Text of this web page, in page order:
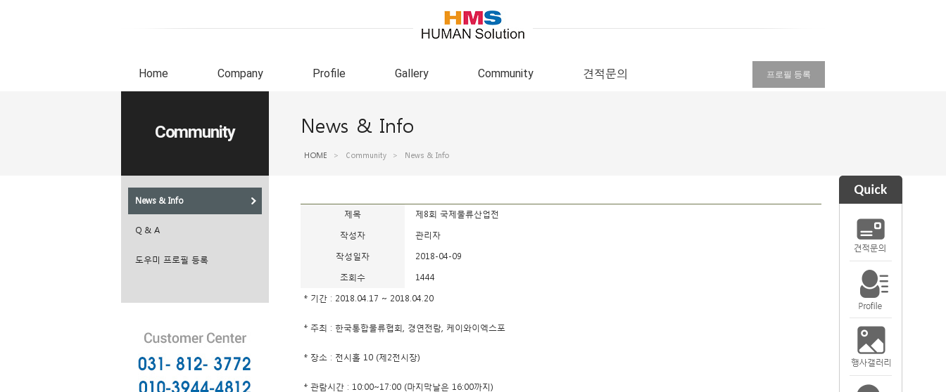
Home Company Profile Gallery Community 견적문의 프로필 등록
Community
News & Info
Q & A
도우미 프로필 등록
News & Info
HOME > Community > News & Info
제목 제8회 국제물류산업전
작성자 관리자
작성일자 2018-04-09
조회수 1444
* 기간 : 2018.04.17 ~ 2018.04.20
* 주최 : 한국통합물류협회, 경연전람, 케이와이엑스포
* 장소 : 전시홀 10 (제2전시장)
* 관람시간 : 10:00~17:00 (마지막날은 16:00까지)